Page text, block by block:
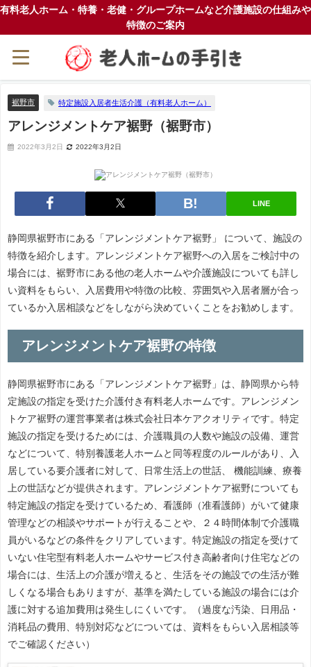
有料老人ホーム・特養・老健・グループホームなど介護施設の仕組みや
特徴のご案内
裾野市 特定施設入居者生活介護（有料老人ホーム）
アレンジメントケア裾野（裾野市）
2022年3月2日 2022年3月2日
LINE
静岡県裾野市にある「アレンジメントケア裾野」 について、施設の
特徴を紹介します。アレンジメントケア裾野への入居をご検討中の
場合には、裾野市にある他の老人ホームや介護施設についても詳し
い資料をもらい、入居費用や特徴の比較、雰囲気や入居者層が合っ
ているか入居相談などをしながら決めていくことをお勧めします。
アレンジメントケア裾野の特徴
静岡県裾野市にある「アレンジメントケア裾野」は、静岡県から特
定施設の指定を受けた介護付き有料老人ホームです。アレンジメン
トケア裾野の運営事業者は株式会社日本ケアクオリティです。特定
施設の指定を受けるためには、介護職員の人数や施設の設備、運営
などについて、特別養護老人ホームと同等程度のルールがあり、入
居している要介護者に対して、日常生活上の世話、 機能訓練、療養
上の世話などが提供されます。アレンジメントケア裾野についても
特定施設の指定を受けているため、看護師（准看護師）がいて健康
管理などの相談やサポートが行えることや、２４時間体制で介護職
員がいるなどの条件をクリアしています。特定施設の指定を受けて
いない住宅型有料老人ホームやサービス付き高齢者向け住宅などの
場合には、生活上の介護が増えると、生活をその施設での生活が難
しくなる場合もありますが、基準を満たしている施設の場合には介
護に対する追加費用は発生しにくいです。（過度な汚染、日用品・
消耗品の費用、特別対応などについては、資料をもらい入居相談等
でご確認ください）